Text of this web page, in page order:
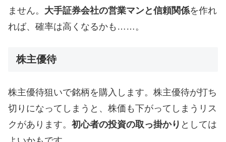
ません。 大手証券会社の営業マンと信頼関係を作れ
れば、確率は高くなるかも……。
株主優待
株主優待狙いで銘柄を購入します。株主優待が打ち
切りになってしまうと、株価も下がってしまうリス
クがあります。 初心者の投資の取っ掛かり としては